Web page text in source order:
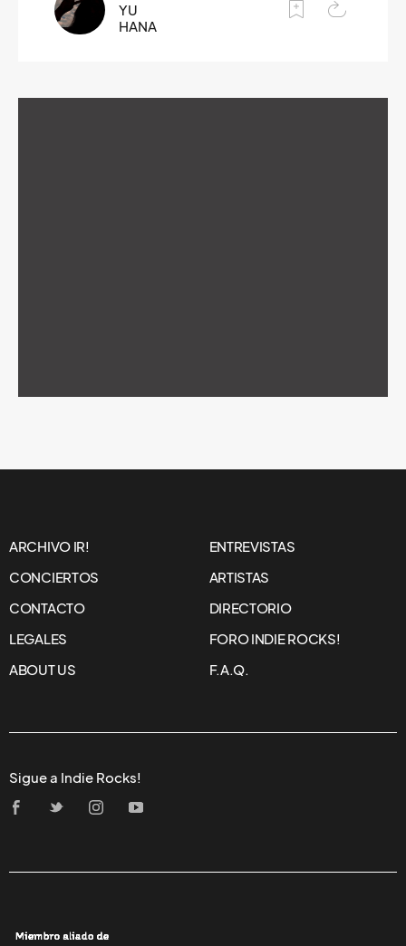
YU
HANA
ARCHIVO IR!
ENTREVISTAS
CONCIERTOS
ARTISTAS
CONTACTO
DIRECTORIO
LEGALES
FORO INDIE ROCKS!
ABOUT US
F.A.Q.
Sigue a Indie Rocks!